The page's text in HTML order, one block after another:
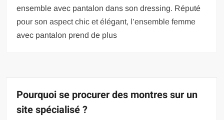
ensemble avec pantalon dans son dressing. Réputé
pour son aspect chic et élégant, l’ensemble femme
avec pantalon prend de plus
Pourquoi se procurer des montres sur un
site spécialisé ?